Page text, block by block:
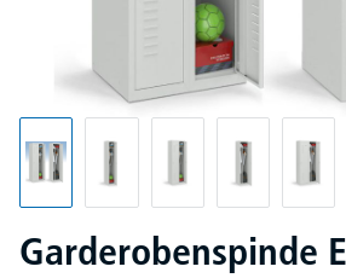
Garderobenspinde